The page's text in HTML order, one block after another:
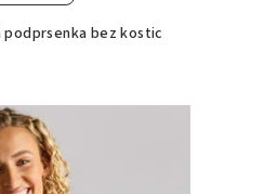
podprsenka bez kostic